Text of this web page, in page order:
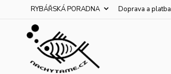
RYBÁŘSKÁ PORADNA Doprava a platba